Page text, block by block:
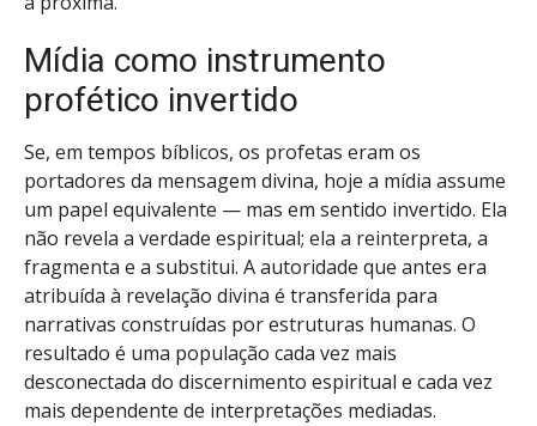
Mídia como instrumento
profético invertido
Se, em tempos bíblicos, os profetas eram os
portadores da mensagem divina, hoje a mídia assume
um papel equivalente — mas em sentido invertido. Ela
não revela a verdade espiritual; ela a reinterpreta, a
fragmenta e a substitui. A autoridade que antes era
atribuída à revelação divina é transferida para
narrativas construídas por estruturas humanas. O
resultado é uma população cada vez mais
desconectada do discernimento espiritual e cada vez
mais dependente de interpretações mediadas.